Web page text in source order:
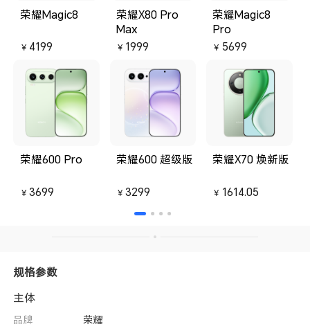
荣耀Magic8
￥ 4199
荣耀X80 Pro
Max
￥ 1999
荣耀Magic8
Pro
￥ 5699
荣耀600 Pro
￥ 3699
荣耀600 超级版
￥ 3299
荣耀X70 焕新版
￥ 1614.05
规格参数
主体
品牌
荣耀